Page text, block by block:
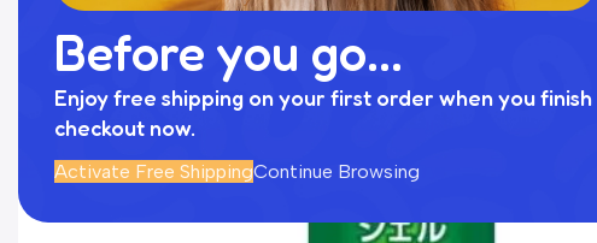
Before you go...
Enjoy free shipping on your first order when you finish
checkout now.
Activate Free ShippingContinue Browsing